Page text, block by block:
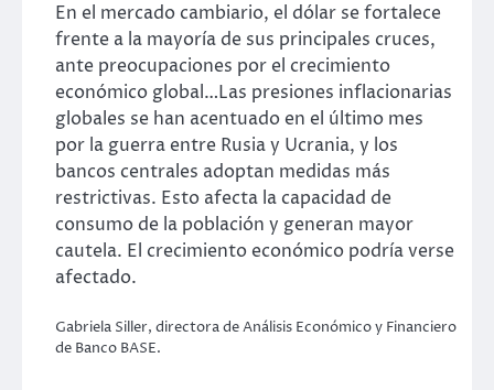
En el mercado cambiario, el dólar se fortalece
frente a la mayoría de sus principales cruces,
ante preocupaciones por el crecimiento
económico global…Las presiones inflacionarias
globales se han acentuado en el último mes
por la guerra entre Rusia y Ucrania, y los
bancos centrales adoptan medidas más
restrictivas. Esto afecta la capacidad de
consumo de la población y generan mayor
cautela. El crecimiento económico podría verse
afectado.
Gabriela Siller, directora de Análisis Económico y Financiero
de Banco BASE.